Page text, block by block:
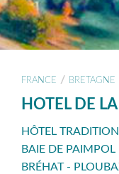
FRANCE / BRETAGNE
HOTEL DE
HÔTEL
BAIE DE
BRÉHAT -